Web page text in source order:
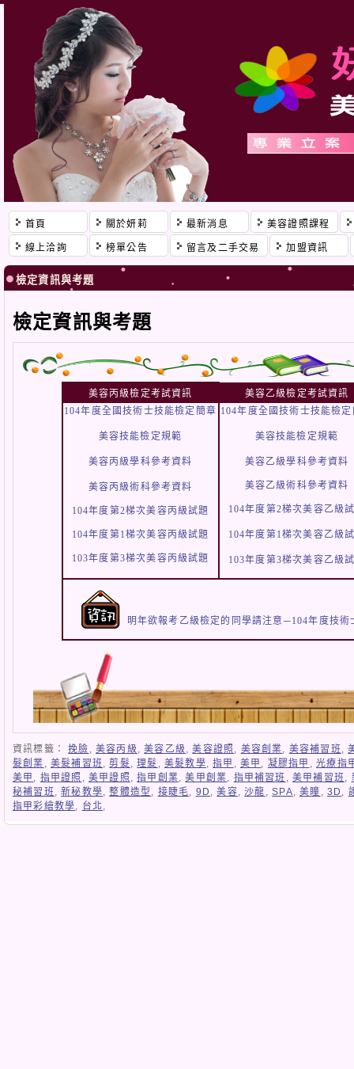
首頁 關於妍莉 最新消息 美容證照課程
線上洽詢 榜單公告 留言及二手交易 加盟資訊
檢定資訊與考題
檢定資訊與考題
美容丙級檢定考試資訊
美容乙級檢定考試資訊
104年度全國技術士技能檢定簡章
美容技能檢定規範
美容丙級學科參考資料
美容丙級術科參考資料
104年度第2梯次美容丙級試題
104年度第1梯次美容丙級試題
103年度第3梯次美容丙級試題
104年度全國技術士技能檢
美容技能檢定規範
美容乙級學科參考資料
美容乙級術科參考資料
104年度第2梯次美容乙級
104年度第1梯次美容乙級
103年度第3梯次美容乙級
明年欲報考乙級檢定的同學請注意─104年度技
資訊標籤： 挽臉 ,美容丙級 ,美容乙級 ,美容證照 , 美容創業, 美容補習班 ,
髮創業 ,美髮補習班 , 剪髮,理髮 ,美髮教學,指甲 ,美甲 , 凝膠指甲 ,光療指
美甲 , 指甲證照 ,美甲證照 ,指甲創業,美甲創業, 指甲補習班 ,美甲補習班 ,
秘補習班 ,新秘教學,整體造型 , 接睫毛, 9D ,美容,沙龍 ,SPA,美瞳 , 3D ,
指甲彩繪教學, 台北,